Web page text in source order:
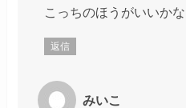
こっちのほうがいいか
返信
みいこ